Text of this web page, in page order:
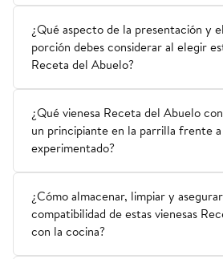
¿Qué aspecto de la presentación y
porción debes considerar al elegir
Receta del Abuelo?
¿Qué vienesa Receta del Abuelo
un principiante en la parrilla frente a
experimentado?
¿Cómo almacenar, limpiar y
compatibilidad de estas vienesas
con la cocina?